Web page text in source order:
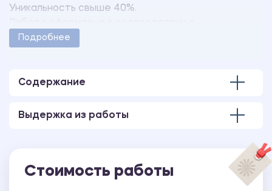
Уникальность свыше 40%.
методическими указаниями учебного заведения.
Подробнее
Содержание
Выдержка из работы
Стоимость работы